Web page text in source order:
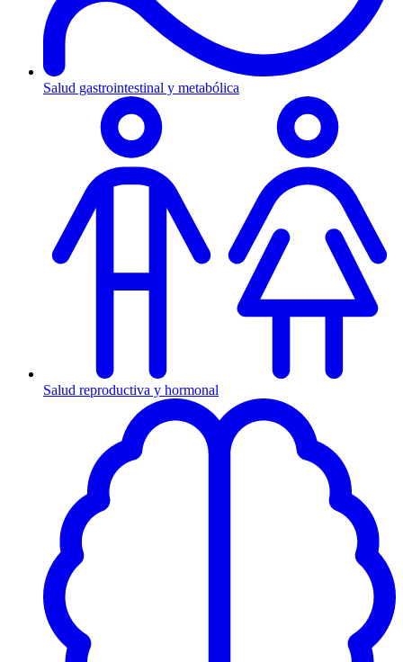
Salud gastrointestinal y metabólica
Salud reproductiva y hormonal